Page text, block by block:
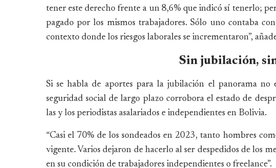
tener este derecho frente a un 8,6% que indicó sí tenerlo;
pagado por los mismos trabajadores. Sólo uno contaba
contexto donde los riesgos laborales se incrementaron”,
Sin jubilación,
Si se habla de aportes para la jubilación el panorama
seguridad social de largo plazo corrobora el estado de
las y los periodistas asalariados e independientes en Bolivia.
“Casi el 70% de los sondeados en 2023, tanto hombres
vigente. Varios dejaron de hacerlo al ser despedidos de los
en su condición de trabajadores independientes o freelance”.